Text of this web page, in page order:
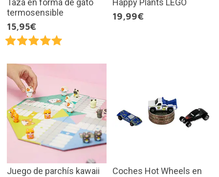
termosensible
15,95€
19,99€
Juego de parchís kawaii
Coches Hot Wheels en